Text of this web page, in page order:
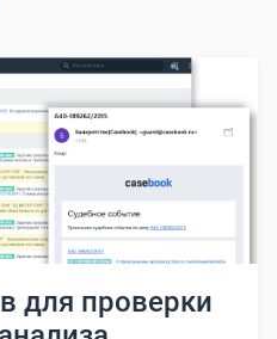
для проверки